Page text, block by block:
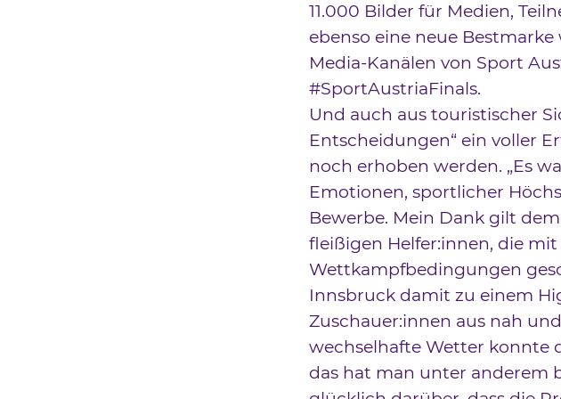
11.000 Bilder für Medien,
ebenso eine neue
Media-Kanälen von Sport
#SportAustriaFinals.
Und auch aus touristischer
Entscheidungen“ ein voller
noch erhoben werden. „Es
Emotionen, sportlicher
Bewerbe. Mein Dank gilt
fleißigen Helfer:innen, die
Wettkampfbedingungen
Innsbruck damit zu einem
Zuschauer:innen aus nah
wechselhafte Wetter konnte
das hat man unter anderem